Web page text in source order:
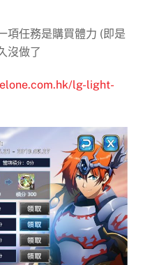
項任務是購買體力 (即是
沒做了
lg-light-